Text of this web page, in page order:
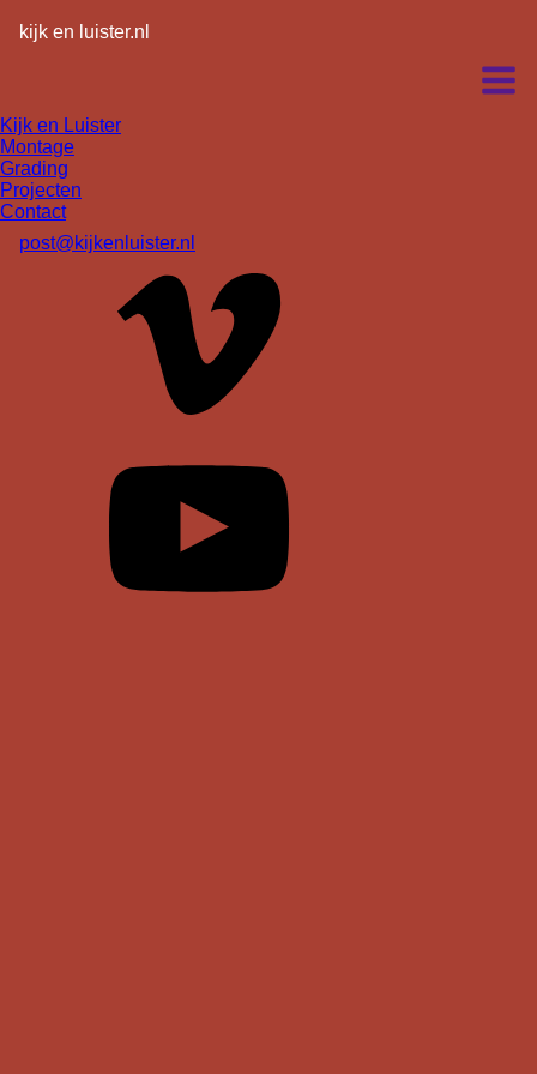
kijk en luister.nl
Kijk en Luister
Montage
Grading
Projecten
Contact
post@kijkenluister.nl